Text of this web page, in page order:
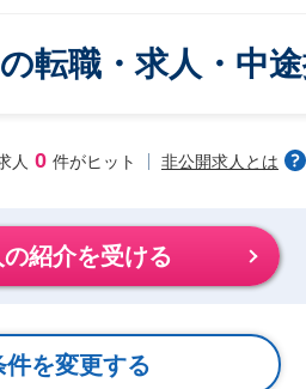
転職・求人・中
人 0 件がヒット 非公開求人とは
紹介を受ける
件を変更する